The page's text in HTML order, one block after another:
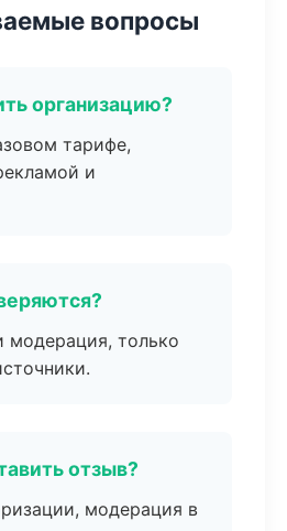
вопросы
организацию?
тарифе,
и
модерация, только
отзыв?
модерация в